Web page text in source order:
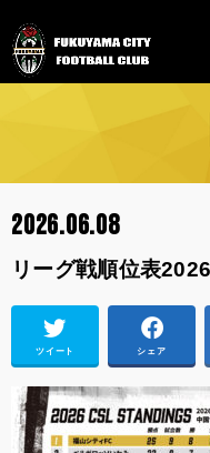
2026.06.08
リーグ戦順位表2026
ツイート シェア